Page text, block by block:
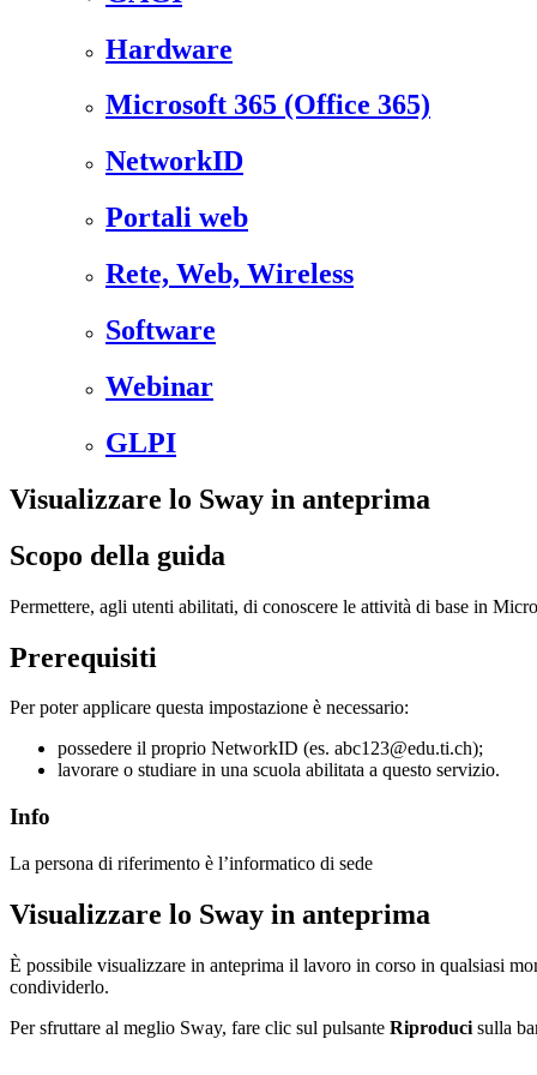
Hardware
Microsoft 365 (Office 365)
NetworkID
Portali web
Rete, Web, Wireless
Software
Webinar
GLPI
Visualizzare lo Sway in anteprima
Scopo della guida
Permettere, agli utenti abilitati, di conoscere le attività di base in
Prerequisiti
Per poter applicare questa impostazione è necessario:
possedere il proprio NetworkID (es. abc123@edu.ti.ch);
lavorare o studiare in una scuola abilitata a questo servizio.
Info
La persona di riferimento è l’informatico di sede
Visualizzare lo Sway in anteprima
È possibile visualizzare in anteprima il lavoro in corso in qualsiasi
condividerlo.
Per sfruttare al meglio Sway, fare clic sul pulsante Riproduci sulla